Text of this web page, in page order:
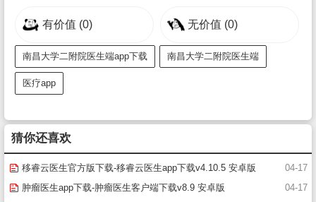
有价值 (0) 无价值 (0)
南昌大学二附院医生端app下载 南昌大学二附院医生端
医疗app
猜你还喜欢
04-17
移睿云医生官方版下载-移睿云医生app下载v4.10.5 安卓版
04-17
肿瘤医生app下载-肿瘤医生客户端下载v8.9 安卓版